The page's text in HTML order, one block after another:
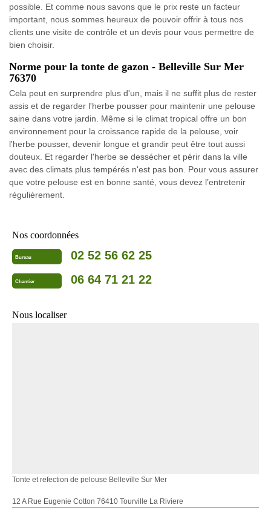
possible. Et comme nous savons que le prix reste un facteur
important, nous sommes heureux de pouvoir offrir à tous nos
clients une visite de contrôle et un devis pour vous permettre de
bien choisir.
Norme pour la tonte de gazon - Belleville Sur Mer
76370
Cela peut en surprendre plus d'un, mais il ne suffit plus de rester
assis et de regarder l'herbe pousser pour maintenir une pelouse
saine dans votre jardin. Même si le climat tropical offre un bon
environnement pour la croissance rapide de la pelouse, voir
l'herbe pousser, devenir longue et grandir peut être tout aussi
douteux. Et regarder l'herbe se dessécher et périr dans la ville
avec des climats plus tempérés n'est pas bon. Pour vous assurer
que votre pelouse est en bonne santé, vous devez l’entretenir
régulièrement.
Nos coordonnées
Bureau 02 52 56 62 25
Chantier 06 64 71 21 22
Nous localiser
Tonte et refection de pelouse Belleville Sur Mer
12 A Rue Eugenie Cotton 76410 Tourville La Riviere